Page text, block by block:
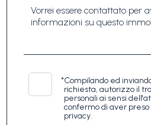
*Compilando ed
richiesta, autorizzo il
personali ai sensi
confermo di aver
privacy.